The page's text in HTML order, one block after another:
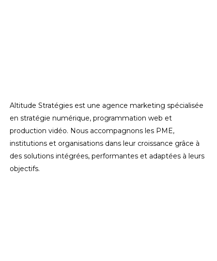
Altitude Stratégies est une agence marketing spécialisée
en stratégie numérique, programmation web et
production vidéo. Nous accompagnons les PME,
institutions et organisations dans leur croissance grâce à
des solutions intégrées, performantes et adaptées à leurs
objectifs.